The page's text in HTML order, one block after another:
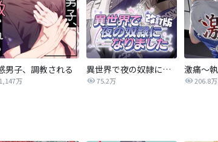
男子、調教される
1,147万
異世界で夜の奴隷になりました【改訂版】
75.2万
激痛～
206.8万